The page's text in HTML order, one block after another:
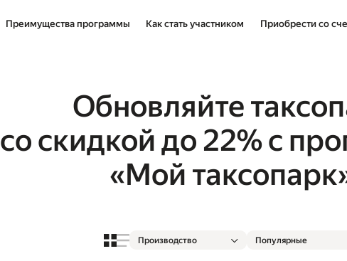
Преимущества программы Как стать участником Приобрести со
Обновляйте
со скидкой до 22% с
«Мой
Производство Популярные